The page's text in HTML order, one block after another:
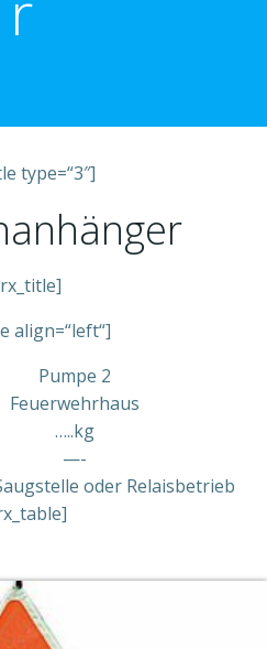
type=“3″]
align=“left“]
Pumpe 2
Feuerwehrhaus
…..kg
—-
oder Relaisbetrieb